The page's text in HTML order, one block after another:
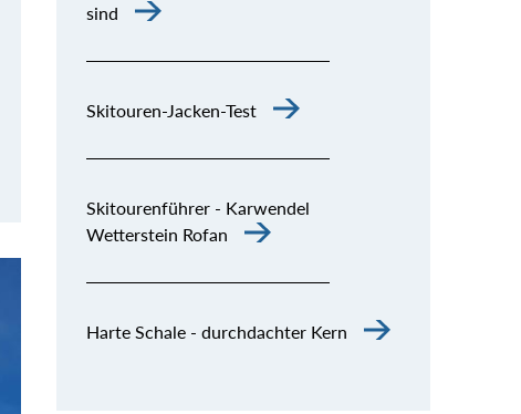
sind
Skitouren-Jacken-Test
Skitourenführer - Karwendel
Wetterstein Rofan
Harte Schale - durchdachter Kern